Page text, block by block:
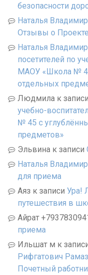
безопасности
Наталья
Отзывы о
Наталья
посетителей по
МАОУ «Школа №
отдельных
Людмила к записи
учебно-
№ 45 с
предметов»
Эльвина к записи
Наталья
для приема
Аяз к записи Ура!
путешествия в
Айрат
приема
Ильшат м к
Рифгатович
Почетный